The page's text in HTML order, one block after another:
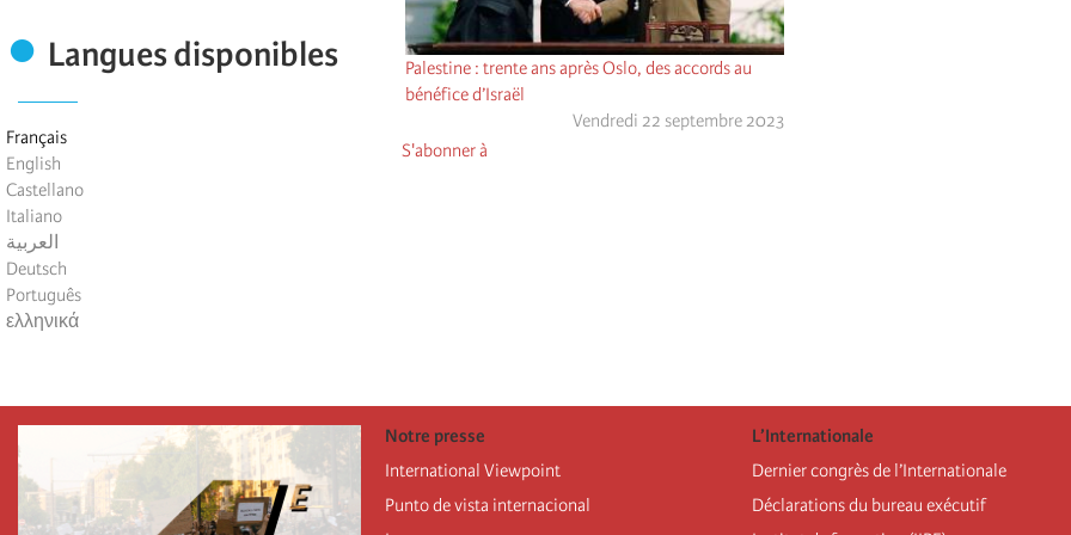
Langues disponibles
Français
English
Castellano
Italiano
العربية
Deutsch
Português
ελληνικά
Palestine : trente ans après Oslo, des accords au
bénéfice d’Israël
Vendredi 22 septembre 2023
S'abonner à
Notre presse
International Viewpoint
Punto de vista internacional
L’Internationale
Dernier congrès de l’Internationale
Déclarations du bureau exécutif